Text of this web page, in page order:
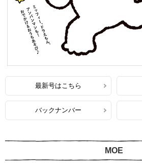
最新号はこちら
バックナンバー
MOE